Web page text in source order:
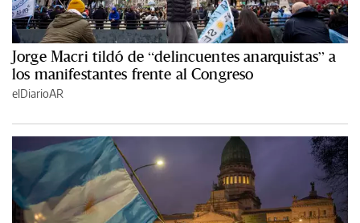
Jorge Macri tildó de “delincuentes anarquistas” a
los manifestantes frente al Congreso
elDiarioAR